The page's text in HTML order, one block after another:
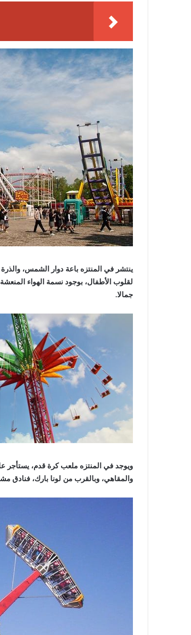
ينتشر في المنتزه باعة دوار الشمس،
لقلوب الأطفال، بوجود نسمة الهواء
جمالا.
ويوجد في المنتزه ملعب كرة قدم، يستأجر
والمقاهي، وبالقرب من لونا بارك، فنادق